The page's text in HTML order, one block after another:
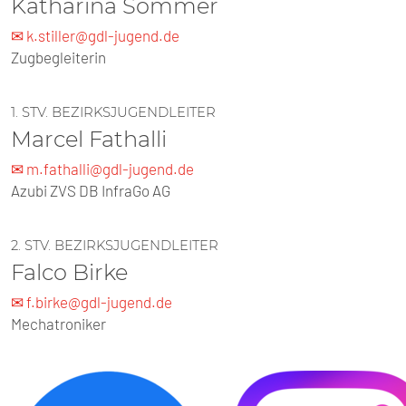
Katharina Sommer
✉ k.stiller@gdl-jugend.de
Zugbegleiterin
1. STV. BEZIRKSJUGENDLEITER
Marcel Fathalli
✉ m.fathalli@gdl-jugend.de
Azubi ZVS DB InfraGo AG
2. STV. BEZIRKSJUGENDLEITER
Falco Birke
✉ f.birke@gdl-jugend.de
Mechatroniker